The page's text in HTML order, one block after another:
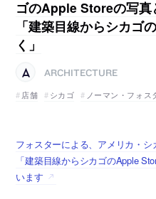
ゴのApple Storeの写真
「建築目線からシカ
く」
ARCHITECTURE
店舗
シカゴ ノーマン・フォス
フォスターによる、アメリカ・
「建築目線からシカゴのApple
います